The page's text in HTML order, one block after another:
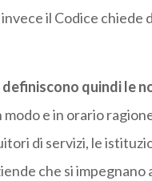
il Codice
definiscono quindi le
e in orario
di servizi, le
che si